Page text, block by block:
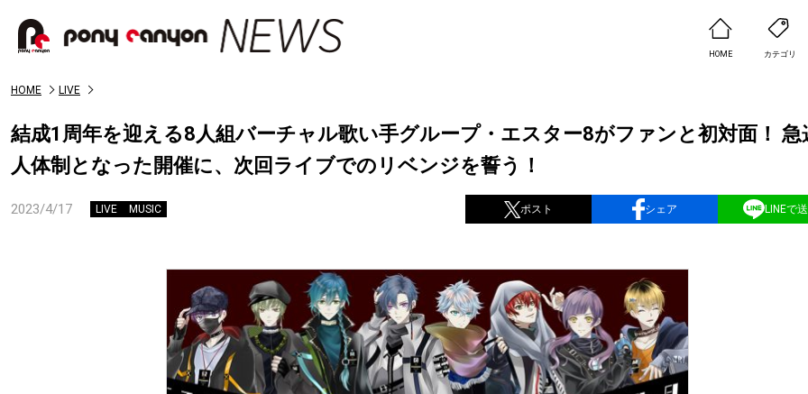
HOME カテゴリ
HOME LIVE
結成1周年を迎える8人組バーチャル歌い手グループ・エスター8がファンと初対面！ 急
人体制となった開催に、次回ライブでのリベンジを誓う！
2023/4/17 LIVE MUSIC ポスト シェア LINEで